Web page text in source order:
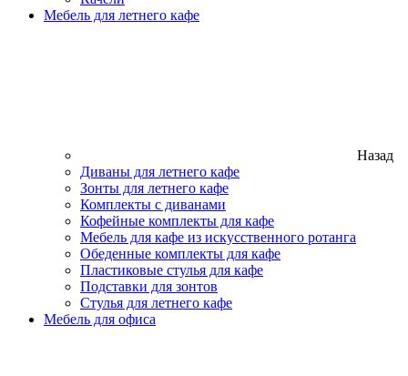
Мебель для летнего кафе
Назад
Диваны для летнего кафе
Зонты для летнего кафе
Комплекты с диванами
Кофейные комплекты для кафе
Мебель для кафе из искусственного ротанга
Обеденные комплекты для кафе
Пластиковые стулья для кафе
Подставки для зонтов
Стулья для летнего кафе
Мебель для офиса